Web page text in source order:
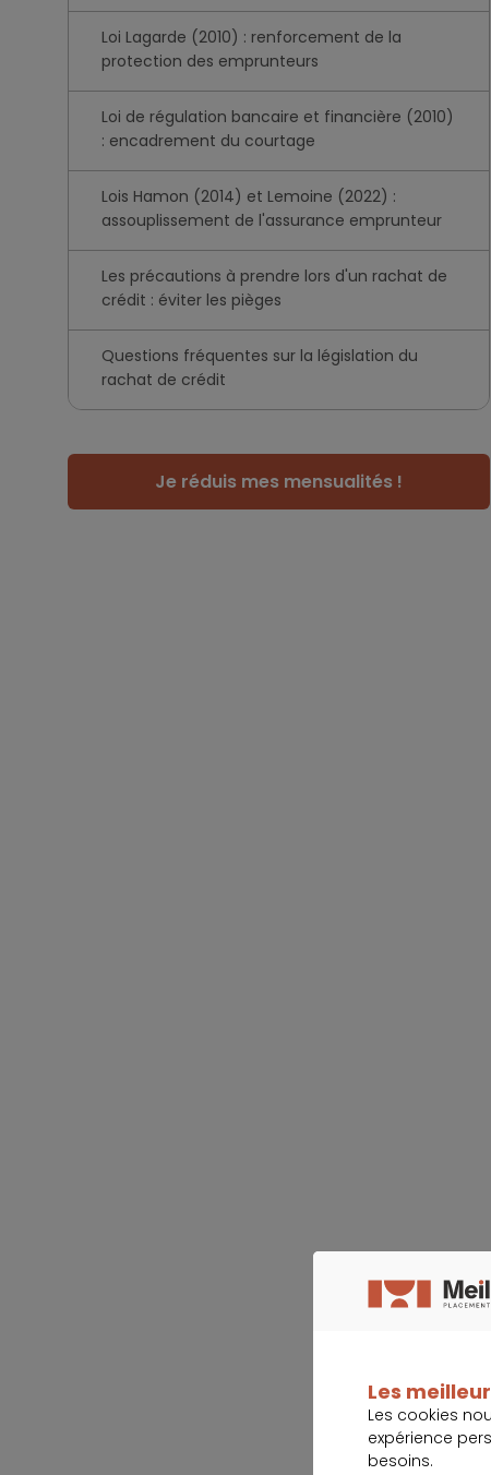
Loi Lagarde (2010) : renforcement de la
protection des emprunteurs
Loi de régulation bancaire et financière (2010)
: encadrement du courtage
Lois Hamon (2014) et Lemoine (2022) :
assouplissement de l'assurance emprunteur
Les précautions à prendre lors d'un rachat de
crédit : éviter les pièges
Questions fréquentes sur la législation du
rachat de crédit
Je réduis mes mensualités !
Les
Les cookies
expérience
besoins.